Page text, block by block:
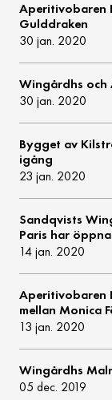
Aperitivobaren
Gulddraken
30 jan. 2020
Wingårdhs och
30 jan. 2020
Bygget av
igång
23 jan. 2020
Sandqvists
Paris har
14 jan. 2020
Aperitivobaren
mellan Monica
13 jan. 2020
Wingårdhs
05 dec. 2019